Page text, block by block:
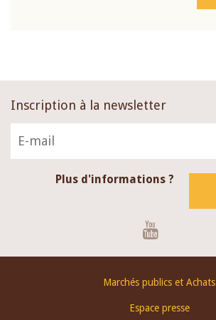
Inscription à la newsletter
Plus d'informations ?
Marchés publics et Achats
Espace presse